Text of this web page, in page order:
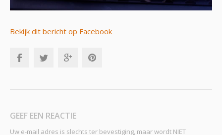
Bekijk dit bericht op Facebook
GEEF EEN REACTIE
Uw e-mail adres is slechts ter bevestiging, maar wordt NIET